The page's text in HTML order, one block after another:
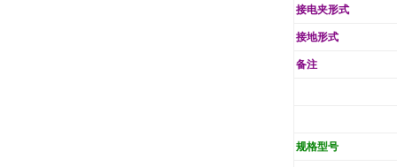
接电夹形式
接地形式
备注
规格型号